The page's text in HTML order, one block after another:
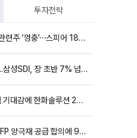
투자전략
스페이스X 주가 반등에 관련주 ‘껑충’⋯스피어 18%ㆍ에이치브이엠 12%↑
반도체 온기 탄 2차전지...삼성SDI, 장 초반 7% 넘게 껑충
美 태양광 관세 반사이익 기대감에 한화솔루션 20%대·OCI홀딩스 14%대 급등
포스코퓨처엠, 19만톤 LFP 양극재 공급 합의에 9%대 강세